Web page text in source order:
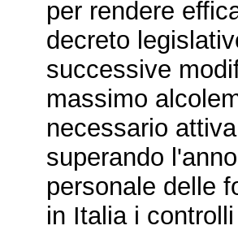
per rendere
decreto
successive
massimo
necessario
superando
personale delle
in Italia i